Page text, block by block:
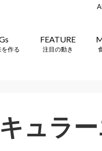
作る
FEATURE
注目の動き
ュラ